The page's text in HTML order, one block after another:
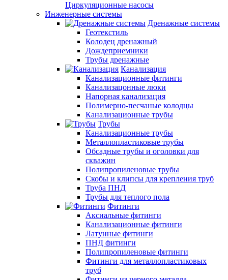
Циркуляционные насосы
Инженерные системы
Дренажные системы
Геотекстиль
Колодец дренажный
Дождеприемники
Трубы дренажные
Канализация
Канализационные фитинги
Канализацонные люки
Напорная канализация
Полимерно-песчаные колодцы
Канализационные трубы
Трубы
Канализационные трубы
Металлопластиковые трубы
Обсадные трубы и оголовки для
скважин
Полипропиленовые трубы
Скобы и клипсы для крепления труб
Труба ПНД
Трубы для теплого пола
Фитинги
Аксиальные фитинги
Канализационные фитинги
Латунные фитинги
ПНД фитинги
Полипропиленовые фитинги
Фитинги для металлопластиковых
труб